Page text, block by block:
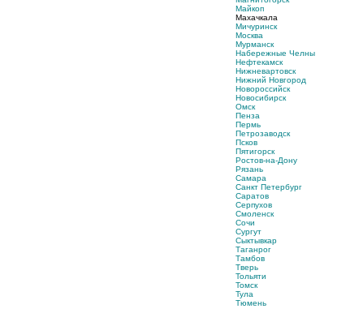
Майкоп
Махачкала
Мичуринск
Москва
Мурманск
Набережные Челны
Нефтекамск
Нижневартовск
Нижний Новгород
Новороссийск
Новосибирск
Омск
Пенза
Пермь
Петрозаводск
Псков
Пятигорск
Ростов-на-Дону
Рязань
Самара
Санкт Петербург
Саратов
Серпухов
Смоленск
Сочи
Сургут
Сыктывкар
Таганрог
Тамбов
Тверь
Тольяти
Томск
Тула
Тюмень